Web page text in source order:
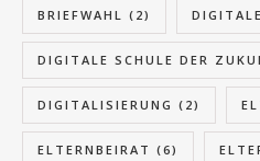
BRIEFWAHL (2)
DIGITALE SCHULE DER
DIGITALISIERUNG (2)
ELTERNBEIRAT (6)